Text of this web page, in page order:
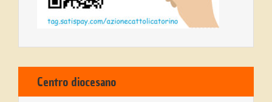
Centro diocesano